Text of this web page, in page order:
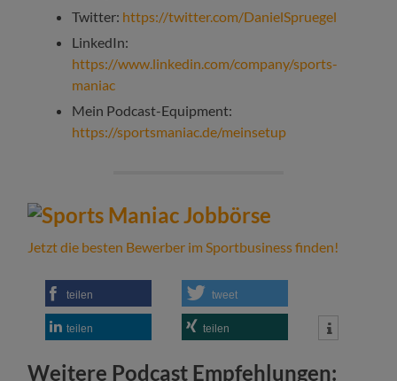
Twitter: https://twitter.com/DanielSpruegel
LinkedIn:
https://www.linkedin.com/company/sports-
maniac
Mein Podcast-Equipment:
https://sportsmaniac.de/meinsetup
Jetzt die besten Bewerber im Sportbusiness finden!
teilen tweet
teilen teilen
Weitere Podcast Empfehlungen: